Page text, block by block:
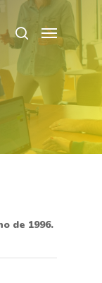
search
Menu
de 1996.
Close
Menu